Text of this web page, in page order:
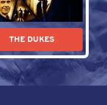
THE DUKES